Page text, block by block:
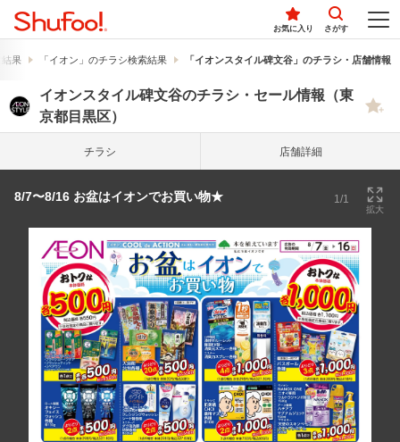
お気に入り さがす
結果 「イオン」のチラシ検索結果 「イオンスタイル碑文谷」のチラシ・店舗情報
イオンスタイル碑文谷のチラシ・セール情報（東
京都目黒区）
チラシ 店舗詳細
8/7〜8/16 お盆はイオンでお買い物★ 1/1
拡大